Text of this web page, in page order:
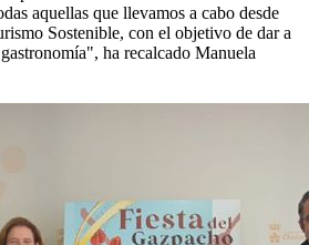
aquellas que llevamos a cabo desde
Sostenible, con el objetivo de dar a
ha recalcado Manuela